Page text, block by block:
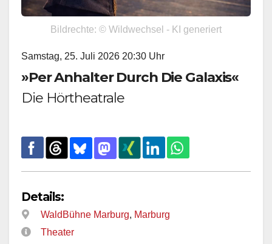
Bildrechte: © Wildwechsel - KI generiert
Samstag, 25. Juli 2026 20:30 Uhr
»Per Anhalter Durch Die Galaxis«
Die Hörtheatrale
Details:
WaldBühne Marburg, Marburg
Theater